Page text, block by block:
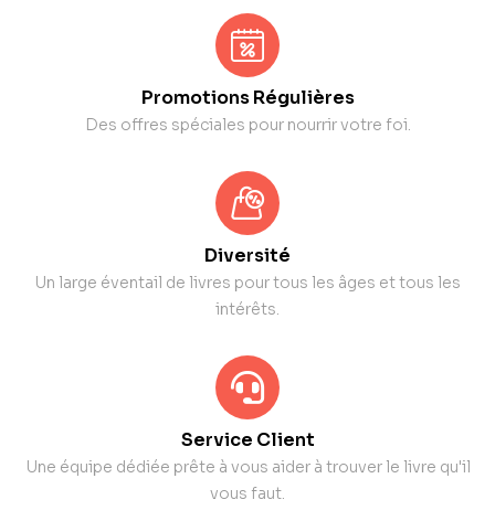
Promotions Régulières
Des offres spéciales pour nourrir votre foi.
Diversité
Un large éventail de livres pour tous les âges et tous les
intérêts.
Service Client
Une équipe dédiée prête à vous aider à trouver le livre qu'il
vous faut.